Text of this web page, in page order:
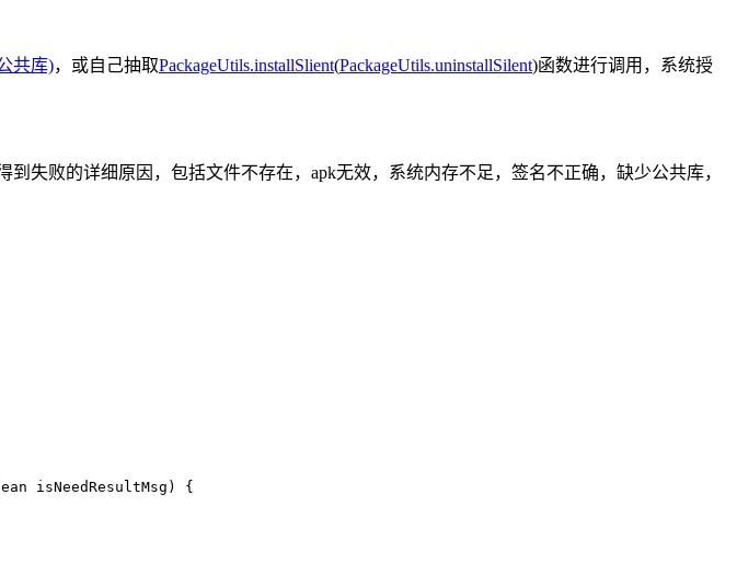
共库)，或自己抽取PackageUtils.installSlient(PackageUtils.uninstallSilent)函数进行调用，系统授
失败的详细原因，包括文件不存在，apk无效，系统内存不足，签名不正确，缺少公共库，
isNeedResultMsg) {